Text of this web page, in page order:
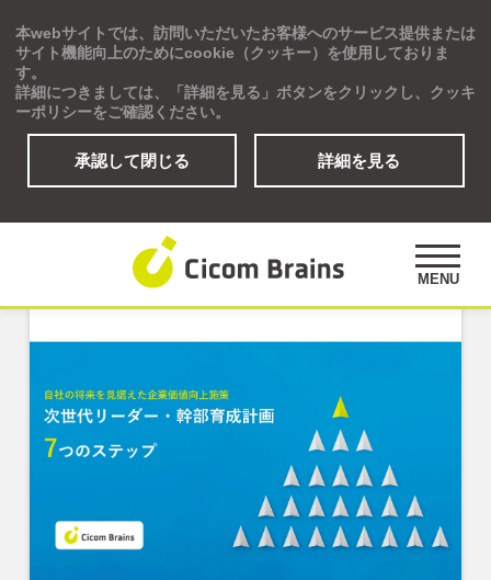
本webサイトでは、訪問いただいたお客様へのサービス提供または
サイト機能向上のためにcookie（クッキー）を使用しておりま
す。
詳細につきましては、「詳細を見る」ボタンをクリックし、クッキ
ーポリシーをご確認ください。
承認して閉じる 詳細を見る
MENU
Global
アセスメント
公開講座 事例紹介 オピニオンズ
デジタルラーニングサイト
「タレントマネジメント」の資
料